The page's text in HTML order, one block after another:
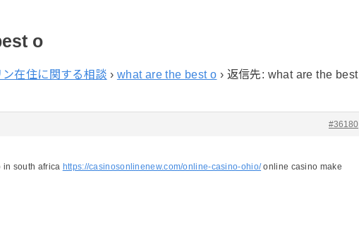
o
ン在住に関する相談 › what are the best o › 返信先: what are the best
#36180
in south africa https://casinosonlinenew.com/online-casino-ohio/online casino make